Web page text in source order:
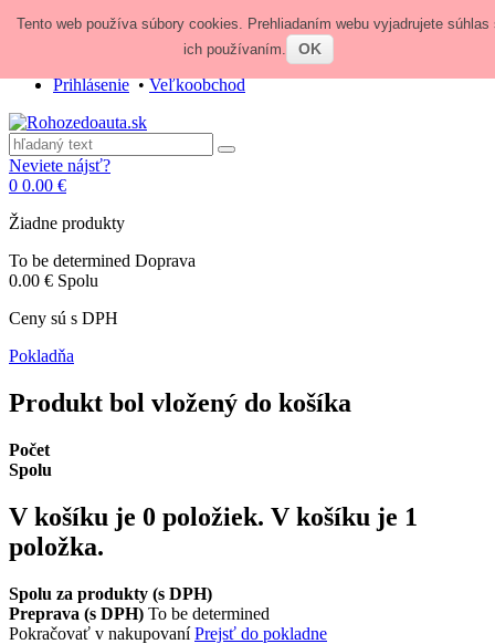
Zavolajte nám:+421 948 84 64 64
obchod@rohozedoauta.sk
Prihlásenie•Veľkoobchod
Neviete nájsť?
0 0.00 €
Žiadne produkty
To be determined Doprava
0.00 € Spolu
Ceny sú s DPH
Pokladňa
Produkt bol vložený do košíka
Počet
Spolu
V košíku je 0 položiek. V košíku je 1
položka.
Spolu za produkty (s DPH)
Preprava (s DPH) To be determined
Pokračovať v nakupovaníPrejsť do pokladne
Tento web používa súbory cookies. Prehliadaním webu vyjadrujete súhlas
ich používaním.
OK